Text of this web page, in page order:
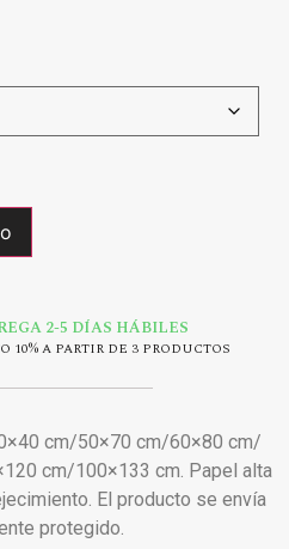
2-5 DÍAS HÁBILES
10% A PARTIR DE 3 PRODUCTOS
cm/50×70 cm/60×80 cm/
cm/100×133 cm. Papel alta
El producto se envía
protegido.